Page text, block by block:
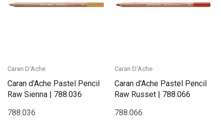
Caran D'Ache
Caran d'Ache Pastel Pencil
Raw Sienna | 788.036
788.036
Caran D'Ache
Caran d'Ache Pastel Pencil
Raw Russet | 788.066
788.066